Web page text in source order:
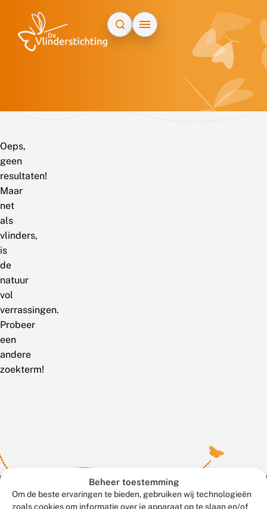
Beheer toestemming
Om de beste ervaringen te bieden, gebruiken wij technologieën
zoals cookies om informatie over je apparaat op te slaan en/of
Oeps,
geen
resultaten!
Maar
net
als
vlinders,
is
de
natuur
vol
verrassingen.
Probeer
een
andere
zoekterm!